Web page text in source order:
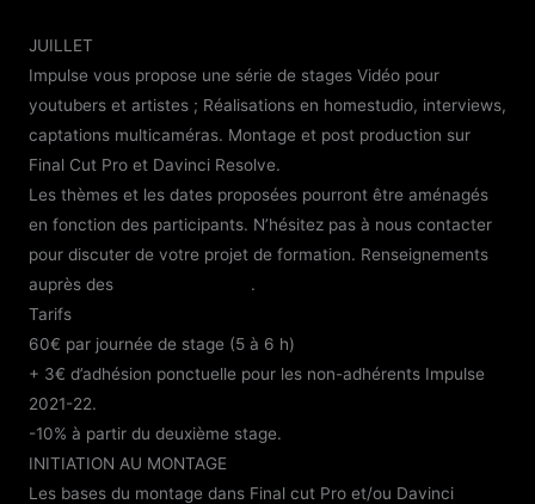
JUILLET
Impulse vous propose une série de stages Vidéo pour
youtubers et artistes ; Réalisations en homestudio, interviews,
captations multicaméras. Montage et post production sur
Final Cut Pro et Davinci Resolve.
Les thèmes et les dates proposées pourront être aménagés
en fonction des participants. N’hésitez pas à nous contacter
pour discuter de votre projet de formation. Renseignements
auprès des
.
Tarifs
60€ par journée de stage (5 à 6 h)
+ 3€ d’adhésion ponctuelle pour les non-adhérents Impulse
2021-22.
-10% à partir du deuxième stage.
INITIATION AU MONTAGE
Les bases du montage dans Final cut Pro et/ou Davinci